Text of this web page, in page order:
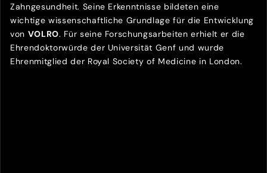
Zahngesundheit. Seine Erkenntnisse bildeten eine
wichtige wissenschaftliche Grundlage für die Entwicklung
von VOLRO. Für seine Forschungsarbeiten erhielt er die
Ehrendoktorwürde der Universität Genf und wurde
Ehrenmitglied der Royal Society of Medicine in London.